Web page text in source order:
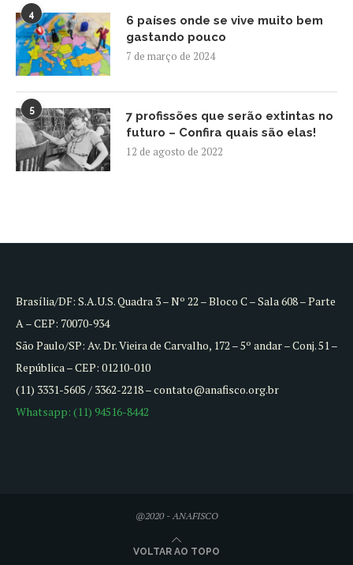
4
6 países onde se vive muito bem
gastando pouco
7 de março de 2024
5
7 profissões que serão extintas no
futuro – Confira quais são elas!
12 de agosto de 2022
Brasília/DF: S.A.U.S. Quadra 3 – Nº 22 – Bloco C – Sala 608 – Parte
A – CEP: 70070-934
São Paulo/SP: Av. Dr. Vieira de Carvalho, 172 – 5º andar – Conj. 51 –
República – CEP: 01210-010
(11) 3331-5605 / 3362-2218 – contato@anafisco.org.br
Whatsapp: (11) 94516-8442
@2020 - ANAFISCO
VOLTAR AO TOPO